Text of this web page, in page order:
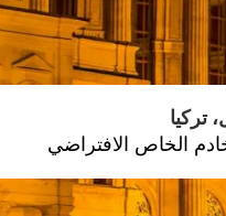
تركيا
الخاص الافتراضي